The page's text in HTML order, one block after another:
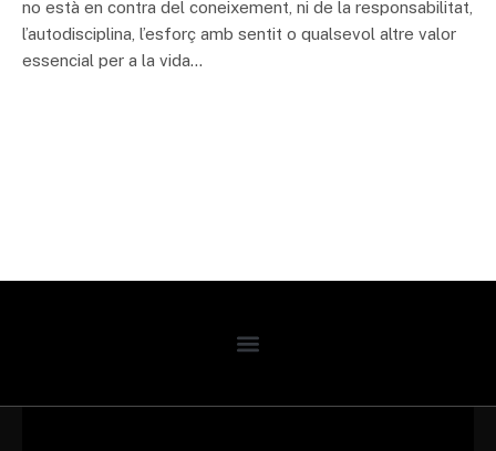
no està en contra del coneixement, ni de la responsabilitat,
l’autodisciplina, l’esforç amb sentit o qualsevol altre valor
essencial per a la vida…